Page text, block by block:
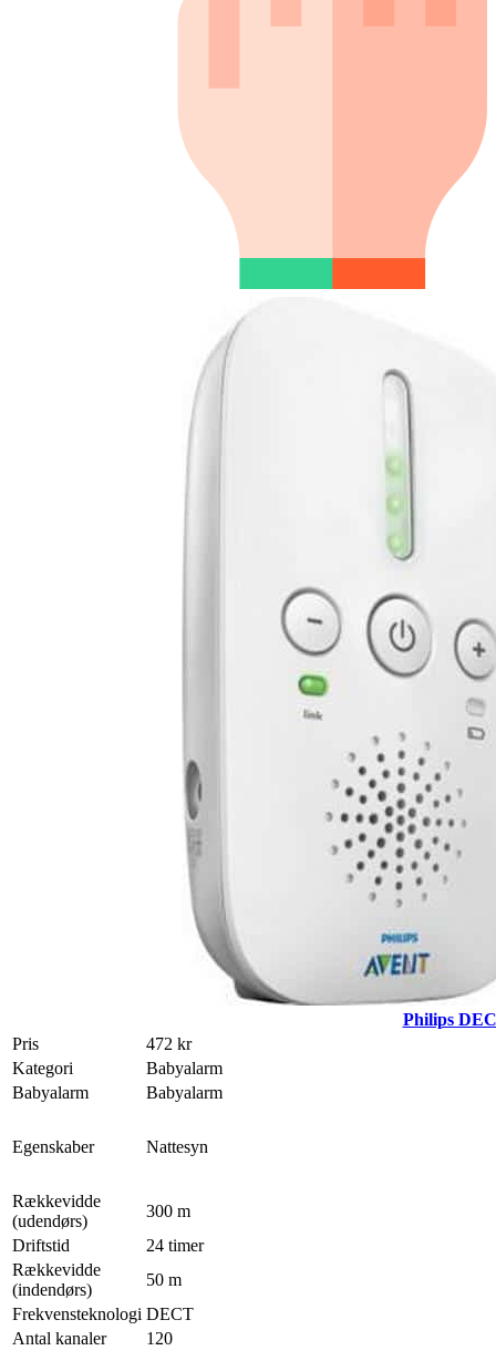
Philips
Pris
472 kr
Kategori
Babyalarm
Babyalarm
Babyalarm
Egenskaber Nattesyn
Rækkevidde
(udendørs)
300 m
Driftstid
24 timer
Rækkevidde
(indendørs)
50 m
Frekvensteknologi DECT
Antal kanaler
120